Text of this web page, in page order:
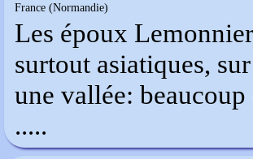
France (Normandie)
Les époux
surtout asiatiques,
une vallée: beaucoup
.....